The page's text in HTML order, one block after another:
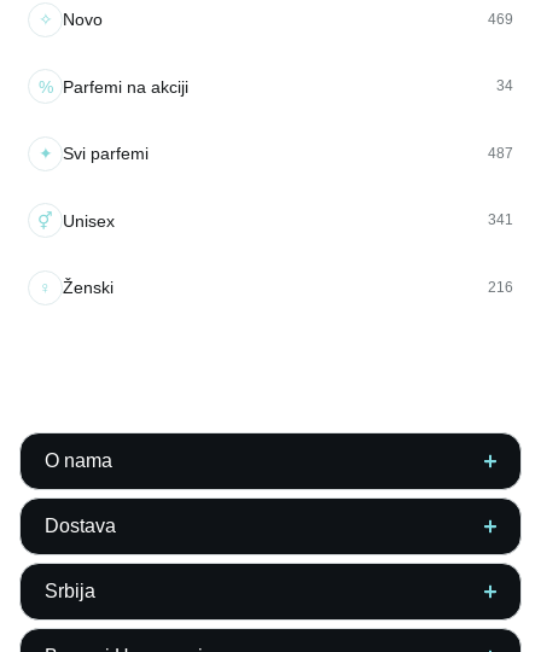
✧ Novo 469
% Parfemi na akciji 34
✦ Svi parfemi 487
⚥ Unisex 341
♀ Ženski 216
O nama
Dostava
Srbija